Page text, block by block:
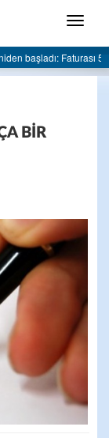
Menü
başladı: Faturası 5
BİR